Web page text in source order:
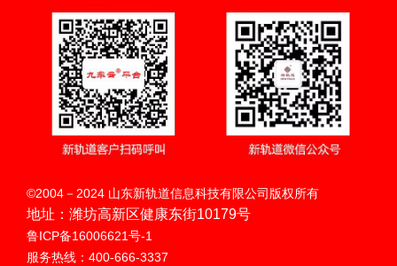
扫码呼叫
©2004－2024 山东新轨道信息科技有限公司版权所有
地址：潍坊高新区健康东街10179号
鲁ICP备16006621号-1
服务热线：400-666-3337